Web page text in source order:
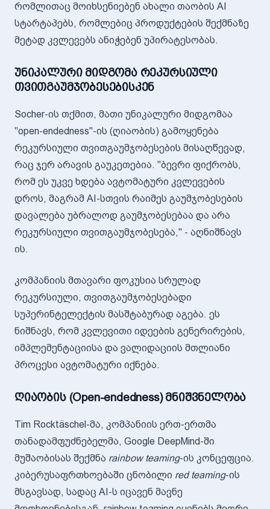
რომლითაც მოიხსენიებენ ახალი თაობის AI
სტარტაპებს, რომლებიც პროდუქტების შექმნაზე
მეტად კვლევებს ანიჭებენ უპირატესობას.
უნიკალური მიდგომა რეკურსიული
თვითგაუმჯობესებისკენ
Socher-ის თქმით, მათი უნიკალური მიდგომაა
"open-endedness"-ის (ღიაობის) გამოყენება
რეკურსიული თვითგაუმჯობესების მისაღწევად,
რაც ჯერ არავის გაუკეთებია. "ბევრი ფიქრობს,
რომ ეს უკვე ხდება ავტომატური კვლევების
დროს, მაგრამ AI-სთვის რაიმეს გაუმჯობესების
დავალება უბრალოდ გაუმჯობესებაა და არა
რეკურსიული თვითგაუმჯობესება," - აღნიშნავს
ის.
კომპანიის მთავარი ფოკუსია სრულად
რეკურსიული, თვითგაუმჯობესებადი
სუპერინტელექტის მასშტაბურად აგება. ეს
ნიშნავს, რომ კვლევითი იდეების გენერირების,
იმპლემენტაციისა და ვალიდაციის მთლიანი
პროცესი ავტომატური იქნება.
ღიაობის (Open-endedness) მნიშვნელობა
Tim Rocktäschel-მა, კომპანიის ერთ-ერთმა
თანადამფუძნებელმა, Google DeepMind-ში
მუშაობისას შექმნა rainbow teaming-ის კონცეფცია.
კიბერუსაფრთხოებაში ცნობილი red teaming-ის
მსგავსად, სადაც AI-ს იცავენ მავნე